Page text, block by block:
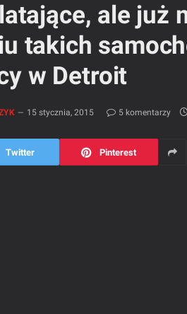
ale już
takich
w Detroit
15 stycznia, 2015 5 komentarzy
Twitter Pinterest